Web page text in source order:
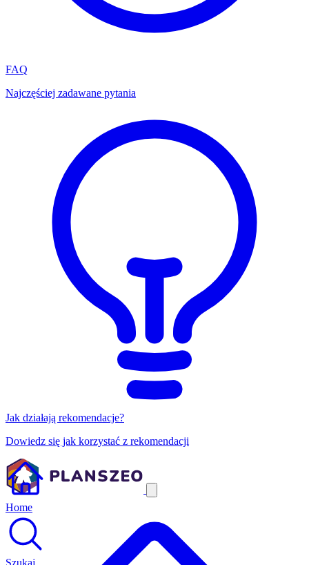
FAQ
Najczęściej zadawane pytania
Jak działają rekomendacje?
Dowiedz się jak korzystać z rekomendacji
Home
Szukaj